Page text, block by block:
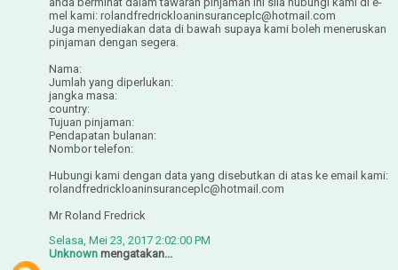
mel kami: rolandfredrickloaninsuranceplc@hotmail.com
Juga menyediakan data di bawah supaya kami boleh meneruskan
pinjaman dengan segera.
Nama:
Jumlah yang diperlukan:
jangka masa:
country:
Tujuan pinjaman:
Pendapatan bulanan:
Nombor telefon:
Hubungi kami dengan data yang disebutkan di atas ke email kami:
rolandfredrickloaninsuranceplc@hotmail.com
Mr Roland Fredrick
Selasa, Mei 23, 2017 2:02:00 PM
Unknown mengatakan...